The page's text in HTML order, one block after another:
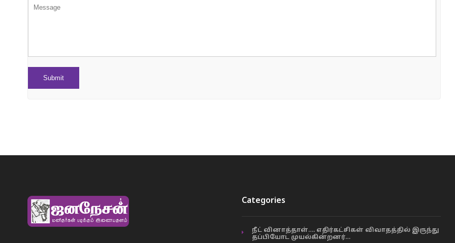
Categories
நீட் வினாத்தாள்…. எதிர்கட்சிகள் விவாதத்தில் இருந்து
தப்பியோட முயல்கின்றனர்…